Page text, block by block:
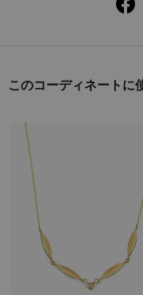
このコーディネートに